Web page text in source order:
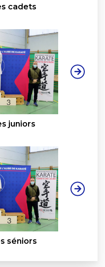
cadets
juniors
séniors